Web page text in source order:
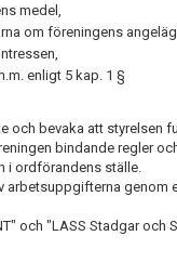
medel,
om föreningens
enligt 5 kap. 1 §
och bevaka att styrelsen
bindande regler
i ordförandens ställe.
arbetsuppgifterna genom
och "LASS Stadgar